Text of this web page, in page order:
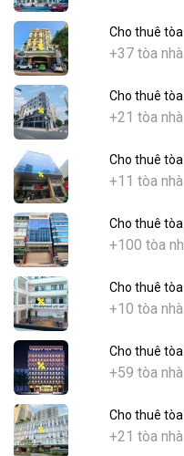
Cho thuê
+37 tòa nhà
Cho thuê
+21 tòa nhà
Cho thuê
+11 tòa nhà
Cho thuê
+100 tòa
Cho thuê
+10 tòa nhà
Cho thuê
+59 tòa nhà
Cho thuê
+21 tòa nhà